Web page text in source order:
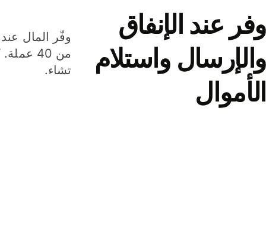
وفر عند الإنفاق
والإرسال واستلام
الأموال
وفّر المال عند
من 40
تشاء.